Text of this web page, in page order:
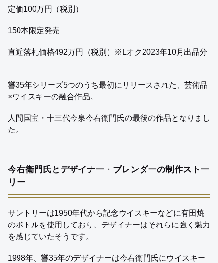
定価100万円（税別）
150本限定発売
直近落札価格492万円（税別）※Lオク2023年10月出品分
響35年シリーズ5つのうち最初にリリースされた、芸術品
×ウイスキーの融合作品。
人間国宝・十三代今泉今右衛門氏の最後の作品となりまし
た。
今右衛門氏とデザイナー・ブレンダーの制作ストー
リー
サントリーは1950年代から記念ウイスキーなどに有田焼
のボトルを使用しており、デザイナーはそれらに強く魅力
を感じていたそうです。
1998年、響35年のデザイナーは今右衛門氏にウイスキー